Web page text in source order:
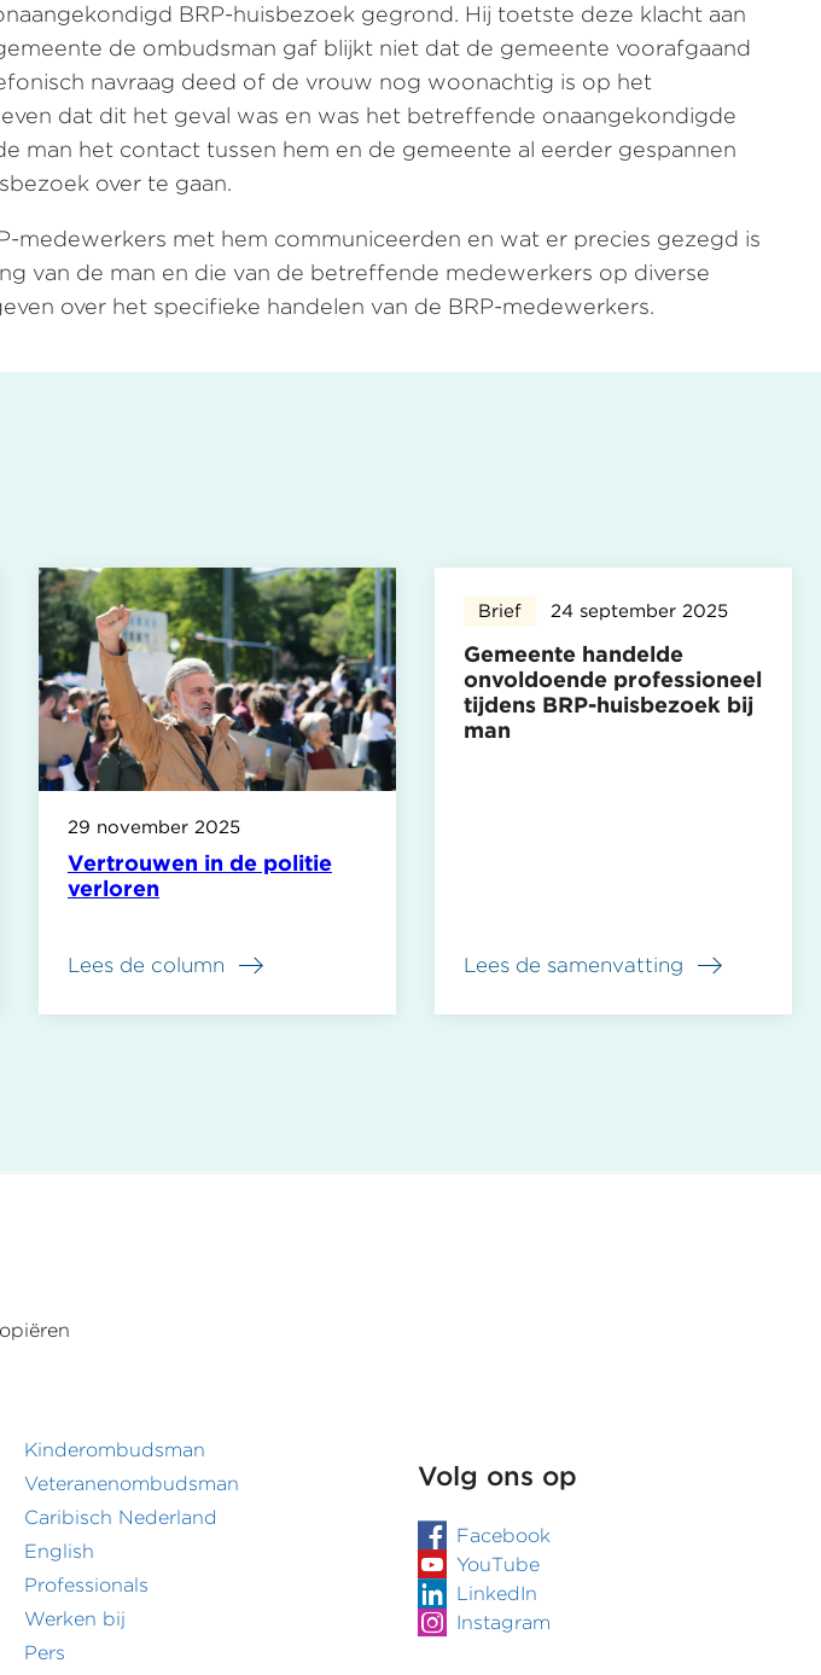
BRP-huisbezoek gegrond. Hij toetste deze klacht aan
de ombudsman gaf blijkt niet dat de gemeente voorafgaand
navraag deed of de vrouw nog woonachtig is op het
dat dit het geval was en was het betreffende onaangekondigde
man het contact tussen hem en de gemeente al eerder gespannen
over te gaan.
medewerkers met hem communiceerden en wat er precies gezegd is
van de man en die van de betreffende medewerkers op diverse
over het specifieke handelen van de BRP-medewerkers.
Vertrouwen in de politie
verloren
29 november 2025
Lees de column
Gemeente handelde
onvoldoende professioneel
tijdens BRP-huisbezoek bij
man
Brief 24 september 2025
Lees de samenvatting
over
huisbezoek
Footer
secundair
menu
Kinderombudsman
Veteranenombudsman
Caribisch Nederland
English
Professionals
Werken bij
Pers
Volg ons op
Facebook
YouTube
LinkedIn
Instagram